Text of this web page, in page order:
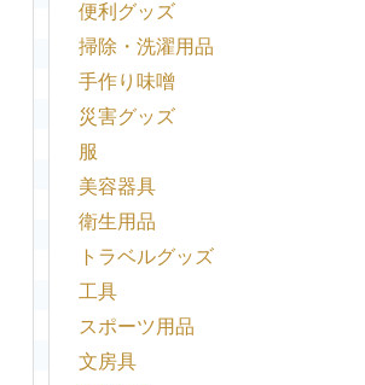
便利グッズ
掃除・洗濯用品
手作り味噌
災害グッズ
服
美容器具
衛生用品
トラベルグッズ
工具
スポーツ用品
文房具